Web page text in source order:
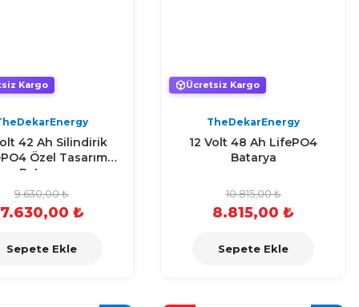
Kargo
42 Ah Silindirik
Özel Tasarım
Batarya
9.630,00 ₺
7.630,00 ₺
Sepete Ekle
Ücretsiz Kargo
TheDekarEnergy
12 Volt 48 Ah LifePO4
Batarya
10.815,00 ₺
8.815,00 ₺
Sepete Ekle